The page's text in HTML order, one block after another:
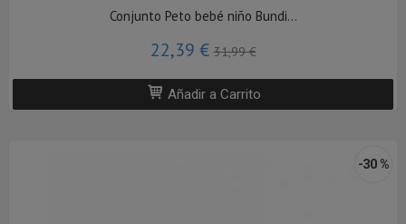
Conjunto Peto bebé niño Bundi...
22,39 €31,99 €
Añadir a Carrito
-30 %